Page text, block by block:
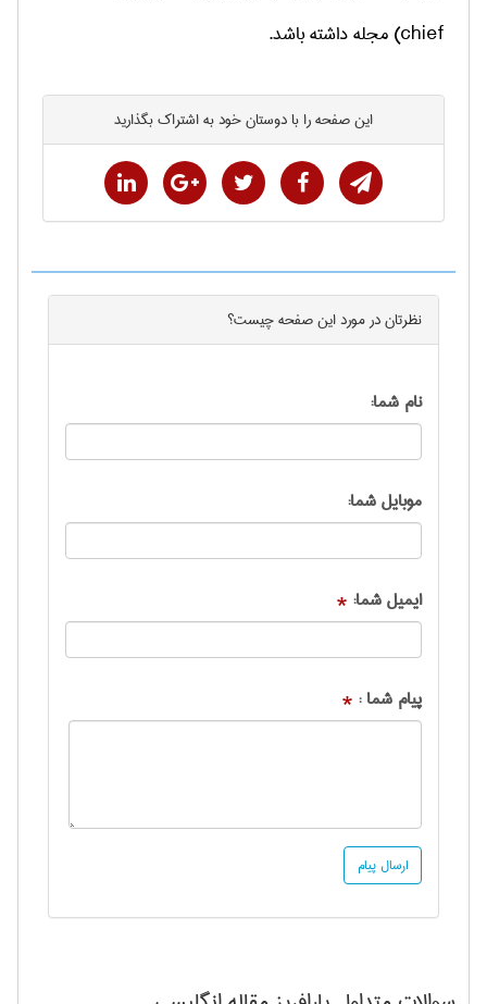
chief) مجله داشته باشد.
این صفحه را با دوستان خود به اشتراک بگذارید
نظرتان در مورد اینصفحهچیست؟
نام شما:
موبایل شما:
ایمیل شما: *
پیام شما : *